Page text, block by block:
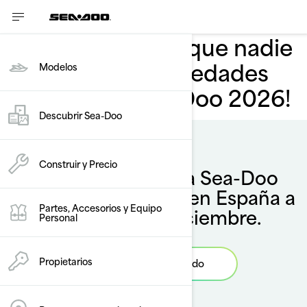
Modelos
Descubrir Sea-Doo
Construir y Precio
Partes, Accesorios y Equipo
Personal
Propietarios
¡Descubre antes que nadie
las increíbles novedades
de la gama Sea-Doo 2026!
La gama completa Sea-Doo
2026 se presentará en España a
principios de diciembre.
Mantente informado